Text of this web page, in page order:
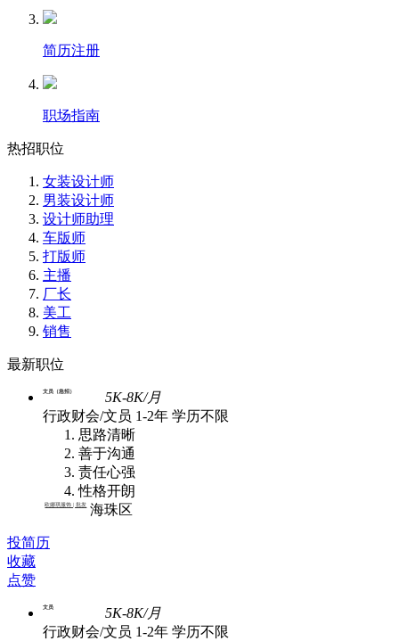
简历注册
职场指南
热招职位
女装设计师
男装设计师
设计师助理
车版师
打版师
主播
厂长
美工
销售
最新职位
文员（急招）
5K-8K/月
行政财会/文员 1-2年 学历不限
思路清晰
善于沟通
责任心强
性格开朗
欧娜琪服饰 | 批发 海珠区
投简历
收藏
点赞
文员
5K-8K/月
行政财会/文员 1-2年 学历不限